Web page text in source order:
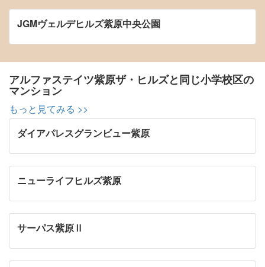
JGMヴェルデヒルズ紫原中央公園
アルファステイツ紫原ザ・ヒルズと同じ小学校区の
マンション
もっと見てみる >>
ダイアパレスグランビュー紫原
ニューライフヒルズ紫原
サーパス紫原Ⅱ